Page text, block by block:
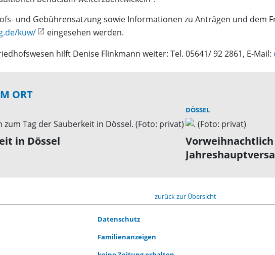
und Gebührensatzung sowie Informationen zu Anträgen und dem
kuw/
eingesehen werden.
hilft Denise Flinkmann weiter: Tel. 05641/ 92 2861, E-Mail:
ORT
in Dössel
DÖSSEL
zurück zur Übersicht
Datenschutz
Familienanzeigen